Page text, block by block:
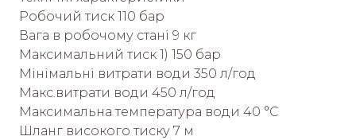
Робочий тиск 110 бар
Вага в робочому стані 9 кг
Максимальний тиск 1) 150 бар
Мінімальні витрати води 350 л/год
Макс.витрати води 450 л/год
Максимальна температура води 40 °C
Шланг високого тиску 7 м